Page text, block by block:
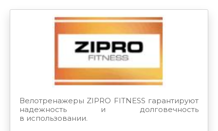
Велотренажеры ZIPRO FITNESS гарантируют
надежность и долговечность
в использовании.